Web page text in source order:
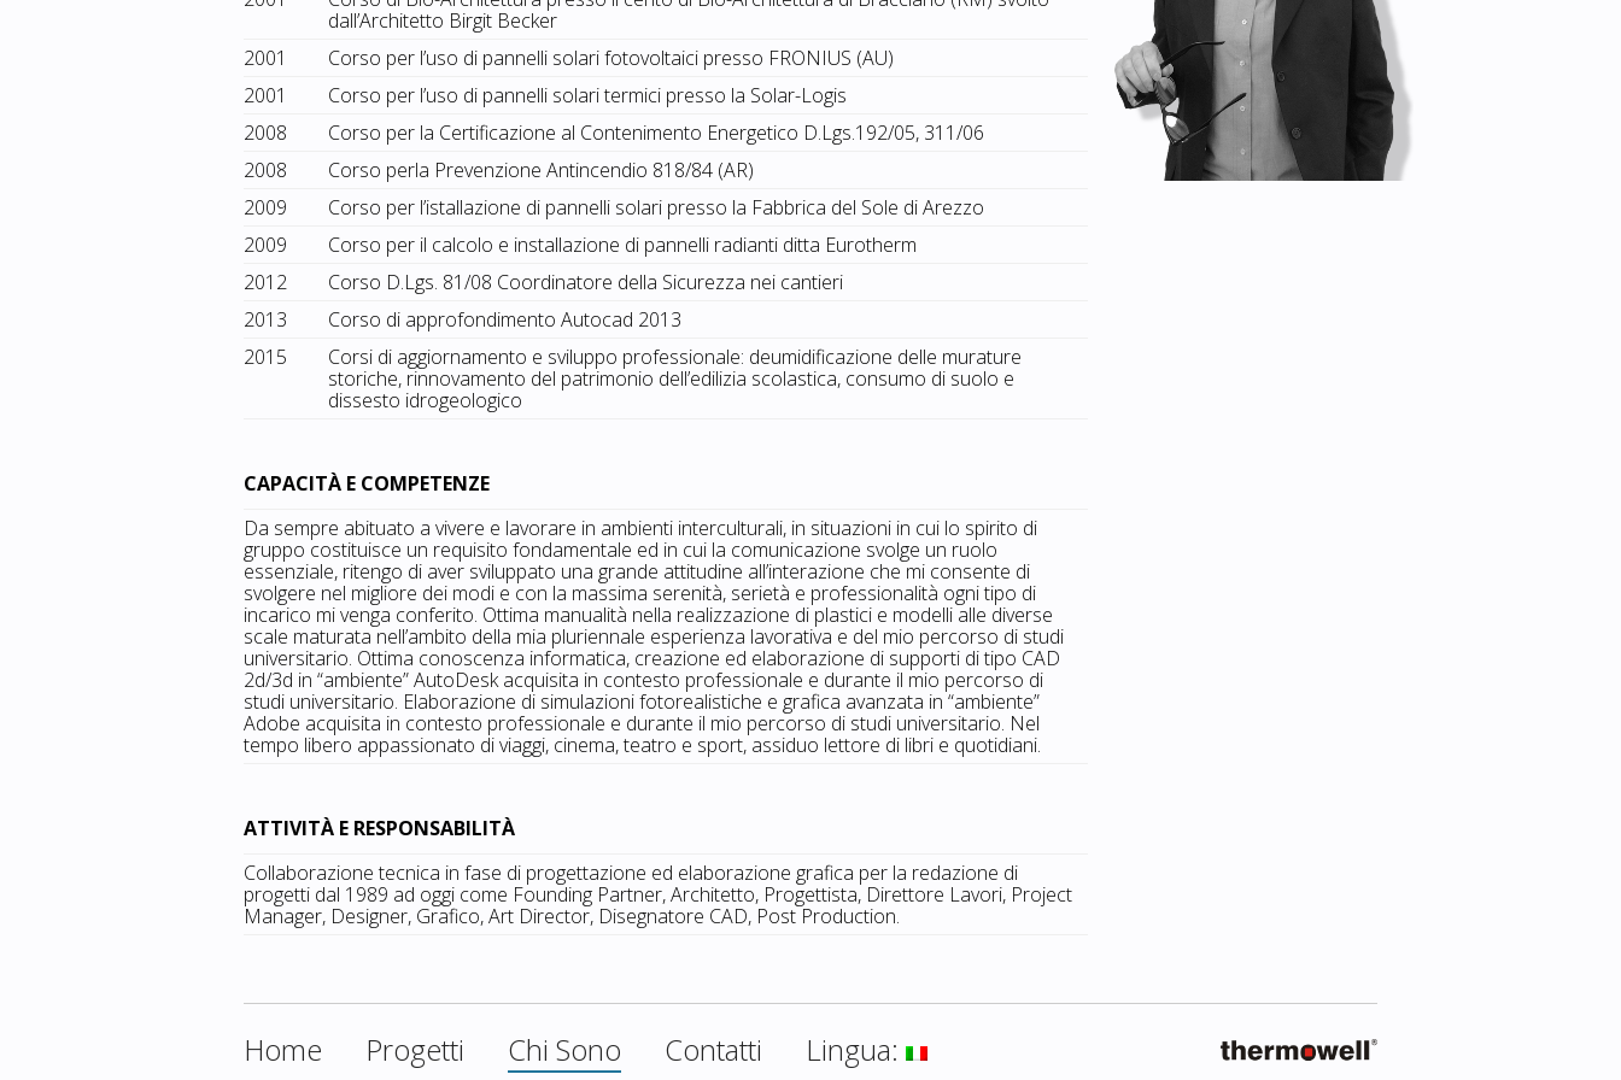
dall’Architetto Birgit Becker
2001
Corso per l’uso di pannelli solari fotovoltaici presso FRONIUS (AU)
2001
Corso per l’uso di pannelli solari termici presso la Solar-Logis
2008
Corso per la Certificazione al Contenimento Energetico D.Lgs.192/05, 311/06
2008
Corso perla Prevenzione Antincendio 818/84 (AR)
2009
Corso per l’istallazione di pannelli solari presso la Fabbrica del Sole di Arezzo
2009
Corso per il calcolo e installazione di pannelli radianti ditta Eurotherm
2012
Corso D.Lgs. 81/08 Coordinatore della Sicurezza nei cantieri
2013
Corso di approfondimento Autocad 2013
2015
Corsi di aggiornamento e sviluppo professionale: deumidificazione delle murature
storiche, rinnovamento del patrimonio dell’edilizia scolastica, consumo di suolo e
dissesto idrogeologico
CAPACITÀ E COMPETENZE
Da sempre abituato a vivere e lavorare in ambienti interculturali, in situazioni in cui lo spirito di
gruppo costituisce un requisito fondamentale ed in cui la comunicazione svolge un ruolo
essenziale, ritengo di aver sviluppato una grande attitudine all’interazione che mi consente di
svolgere nel migliore dei modi e con la massima serenità, serietà e professionalità ogni tipo di
incarico mi venga conferito. Ottima manualità nella realizzazione di plastici e modelli alle diverse
scale maturata nell’ambito della mia pluriennale esperienza lavorativa e del mio percorso di studi
universitario. Ottima conoscenza informatica, creazione ed elaborazione di supporti di tipo CAD
2d/3d in “ambiente” AutoDesk acquisita in contesto professionale e durante il mio percorso di
studi universitario. Elaborazione di simulazioni fotorealistiche e grafica avanzata in “ambiente”
Adobe acquisita in contesto professionale e durante il mio percorso di studi universitario. Nel
tempo libero appassionato di viaggi, cinema, teatro e sport, assiduo lettore di libri e quotidiani.
ATTIVITÀ E RESPONSABILITÀ
Collaborazione tecnica in fase di progettazione ed elaborazione grafica per la redazione di
progetti dal 1989 ad oggi come Founding Partner, Architetto, Progettista, Direttore Lavori, Project
Manager, Designer, Grafico, Art Director, Disegnatore CAD, Post Production.
Home Progetti Chi Sono Contatti Lingua: